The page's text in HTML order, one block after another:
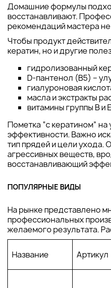
Домашние формулы
восстанавливают.
рекомендаций мастера не
Чтобы продукт
кератин, но и другие
гидролизованный
D-пантенол (B5) –
гиалуроновая
масла и экстракты
витамины группы B и
Пометка “с кератином”
эффективности. Важно
тип прядей и цели ухода.
агрессивных веществ,
восстанавливающий
ПОПУЛЯРНЫЕ ВИДЫ
На рынке представлено
профессиональных
желаемого результата.
Название Артикул